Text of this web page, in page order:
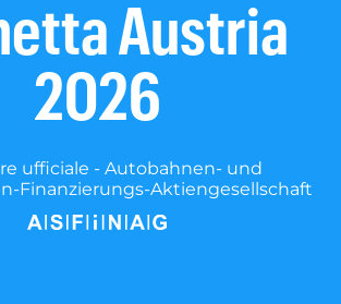
Austria
2026
ufficiale - Autobahnen- und
Finanzierungs-Aktiengesellschaft